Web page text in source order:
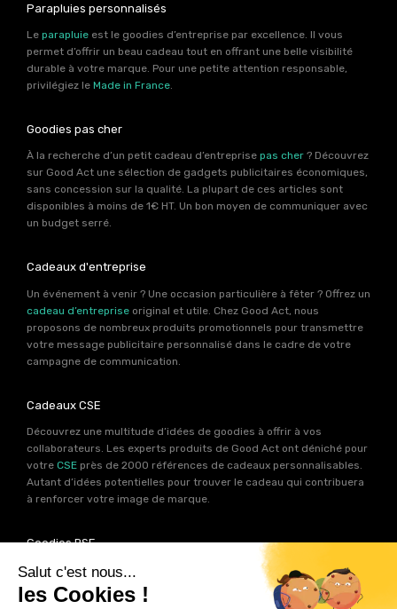
Parapluies personnalisés
Le parapluie est le goodies d’entreprise par excellence. Il vous
permet d’offrir un beau cadeau tout en offrant une belle visibilité
durable à votre marque. Pour une petite attention responsable,
privilégiez le Made in France.
Goodies pas cher
À la recherche d’un petit cadeau d’entreprise pas cher ? Découvrez
sur Good Act une sélection de gadgets publicitaires économiques,
sans concession sur la qualité. La plupart de ces articles sont
disponibles à moins de 1€ HT. Un bon moyen de communiquer avec
un budget serré.
Cadeaux d'entreprise
Un événement à venir ? Une occasion particulière à fêter ? Offrez un
cadeau d’entreprise original et utile. Chez Good Act, nous
proposons de nombreux produits promotionnels pour transmettre
votre message publicitaire personnalisé dans le cadre de votre
campagne de communication.
Cadeaux CSE
Découvrez une multitude d’idées de goodies à offrir à vos
collaborateurs. Les experts produits de Good Act ont déniché pour
votre CSE près de 2000 références de cadeaux personnalisables.
Autant d’idées potentielles pour trouver le cadeau qui contribuera
à renforcer votre image de marque.
Goodies RSE
Vous souhaitez communiquer en accord avec vos valeurs ? Ca
tombe bien ! Un grand nombre de produits présents sur Good Act
sont fabriqués en France et en Europe.
Notre sélection RSEvous